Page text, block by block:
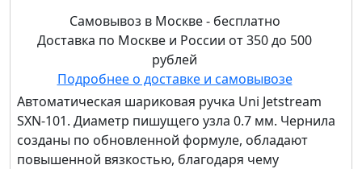
Самовывоз в Москве - бесплатно
Доставка по Москве и России от 350 до 500
рублей
Подробнее о доставке и самовывозе
Автоматическая шариковая ручка Uni Jetstream
SXN-101. Диаметр пишущего узла 0.7 мм. Чернила
созданы по обновленной формуле, обладают
повышенной вязкостью, благодаря чему